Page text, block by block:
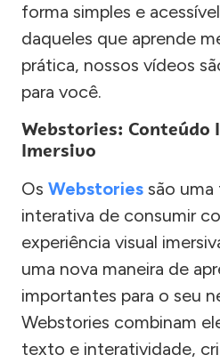
forma simples e
daqueles que aprende
prática, nossos vídeos
para você.
Webstories: Conteúdo
Imersivo
Os Webstories são
interativa de consumir
experiência visual
uma nova maneira de
importantes para o seu
Webstories combinam
texto e interatividade,